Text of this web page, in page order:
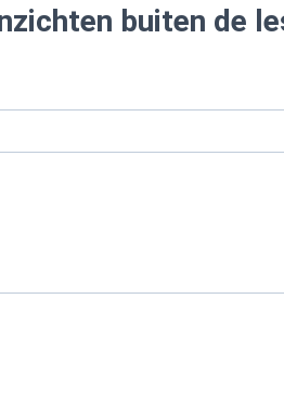
buiten de